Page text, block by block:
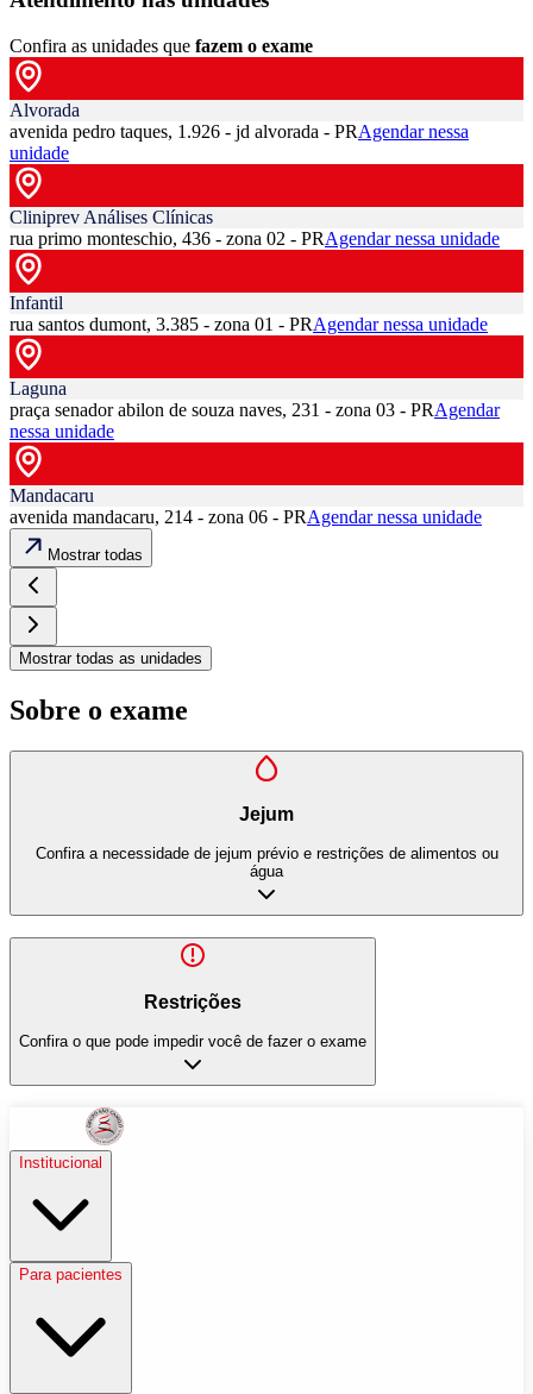
Confira as unidades que fazem o exame
Alvorada
avenida pedro taques, 1.926 - jd alvorada - PRAgendar nessa
unidade
Cliniprev Análises Clínicas
rua primo monteschio, 436 - zona 02 - PRAgendar nessa unidade
Infantil
rua santos dumont, 3.385 - zona 01 - PRAgendar nessa unidade
Laguna
praça senador abilon de souza naves, 231 - zona 03 - PRAgendar
nessa unidade
Mandacaru
avenida mandacaru, 214 - zona 06 - PRAgendar nessa unidade
Mostrar todas
Mostrar todas as unidades
Sobre o exame
Jejum
Confira a necessidade de jejum prévio e restrições de alimentos ou
água
Restrições
Confira o que pode impedir você de fazer o exame
Institucional
Para pacientes